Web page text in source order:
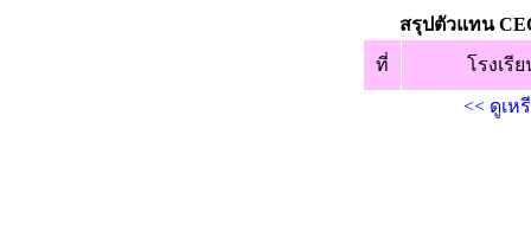
สรุปตัวแทน
ที่
โรงเรีย
<< ดูเห